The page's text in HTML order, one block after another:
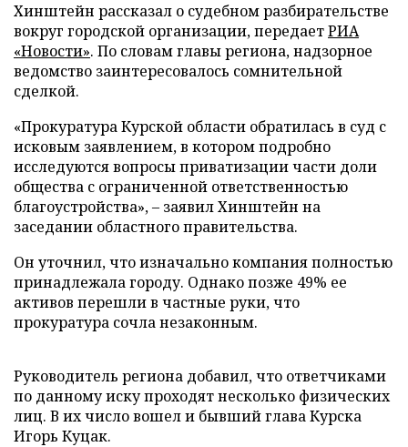
Хинштейн рассказал о судебном разбирательстве
вокруг городской организации, передаетРИА
«Новости». По словам главы региона, надзорное
ведомство заинтересовалось сомнительной
сделкой.
«Прокуратура Курской области обратилась в суд с
исковым заявлением, в котором подробно
исследуются вопросы приватизации части доли
общества с ограниченной ответственностью
благоустройства», – заявил Хинштейн на
заседании областного правительства.
Он уточнил, что изначально компания полностью
принадлежала городу. Однако позже 49% ее
активов перешли в частные руки, что
прокуратура сочла незаконным.
Руководитель региона добавил, что ответчиками
по данному иску проходят несколько физических
лиц. В их число вошел и бывший глава Курска
Игорь Куцак.